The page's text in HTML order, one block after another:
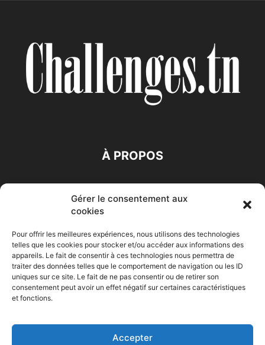
Gérer le consentement aux
cookies
Pour offrir les meilleures expériences, nous utilisons des technologies
telles que les cookies pour stocker et/ou accéder aux informations des
appareils. Le fait de consentir à ces technologies nous permettra de
traiter des données telles que le comportement de navigation ou les ID
uniques sur ce site. Le fait de ne pas consentir ou de retirer son
consentement peut avoir un effet négatif sur certaines caractéristiques
et fonctions.
Accepter
À PROPOS
Accueil Economie Entreprises Entrepreneur
Maghreb